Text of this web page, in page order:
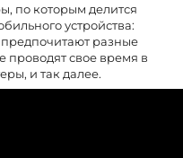
по которым делится
устройства:
разные
проводят свое время в
и так далее.